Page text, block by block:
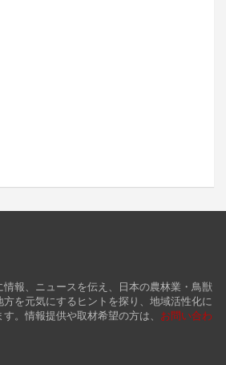
報、ニュースを伝え、日本の農林業・鳥獣
を元気にするヒントを探り、地域活性化に
。情報提供や取材希望の方は、 お問い合わ